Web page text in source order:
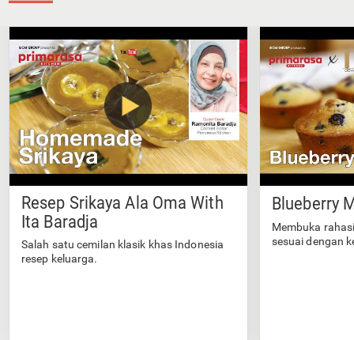
Resep Srikaya Ala Oma With
Ita Baradja
Salah satu cemilan klasik khas Indonesia
resep keluarga.
Blueberry
Membuka
sesuai dengan